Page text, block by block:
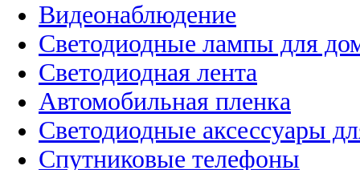
Видеонаблюдение
Светодиодные лампы для
Светодиодная лента
Автомобильная пленка
Светодиодные аксессуары
Спутниковые телефоны